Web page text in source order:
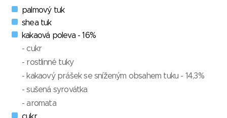
palmový tuk
shea tuk
kakaová poleva - 16%
- cukr
- rostlinné tuky
- kakaový prášek se sníženým obsahem tuku - 14,3%
- sušená syrovátka
- aromata